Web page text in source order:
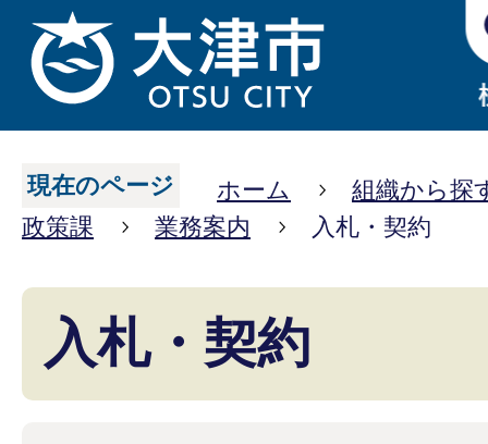
現在のページ ホーム
組織から探
政策課
業務案内 入札・契約
入札・契約